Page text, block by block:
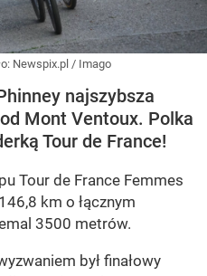
Newspix.pl / Imago
najszybsza
Mont Ventoux. Polka
Tour de France!
Tour de France Femmes
km o łącznym
3500 metrów.
był finałowy